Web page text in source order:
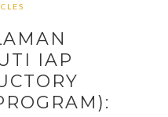
IAP